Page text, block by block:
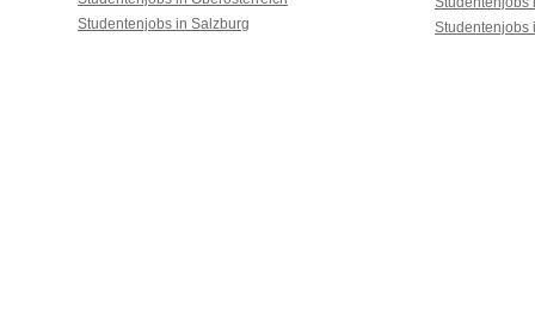
Studentenjobs in Salzburg
Studentenjobs